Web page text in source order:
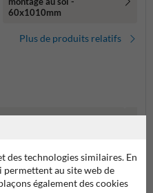
60x1010mm
Plus de produits relatifs
des technologies similaires. En
permettent au site web de
également des cookies